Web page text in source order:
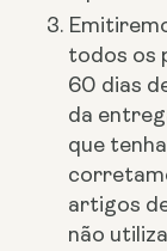
todos os
60 dias
da
que
artigos
não